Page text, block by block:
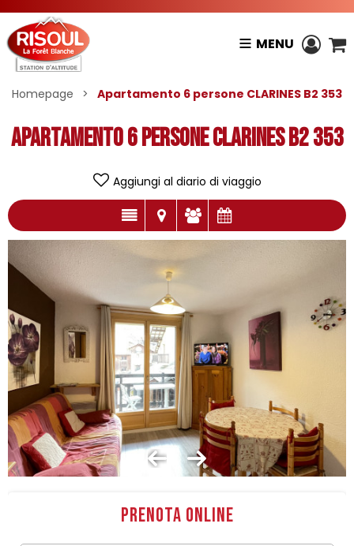
MENU
Homepage > Apartamento 6 persone CLARINES B2 353
Apartamento 6 persone CLARINES B2 353
Aggiungi al diario di viaggio
Prenota online